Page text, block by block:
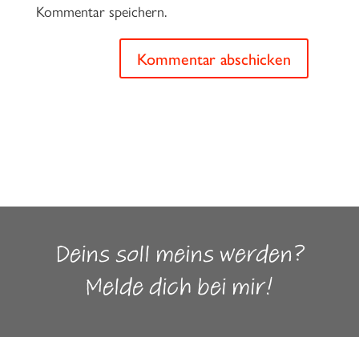
Kommentar speichern.
Kommentar abschicken
Deins soll meins werden?
Melde dich bei mir!